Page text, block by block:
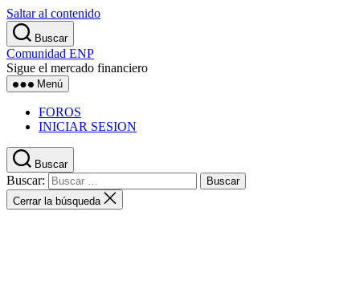
Saltar al contenido
Buscar
Comunidad ENP
Sigue el mercado financiero
Menú
FOROS
INICIAR SESION
Buscar
Buscar:
Cerrar la búsqueda